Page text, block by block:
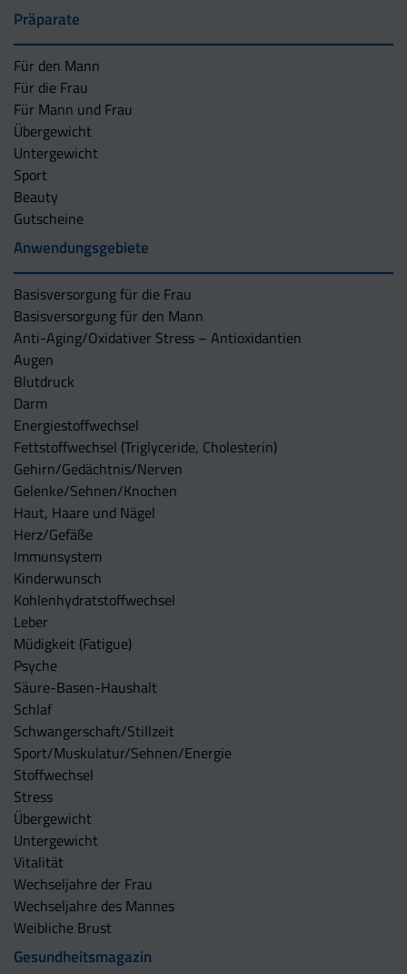
Präparate
Für den Mann
Für die Frau
Für Mann und Frau
Übergewicht
Untergewicht
Sport
Beauty
Gutscheine
Anwendungsgebiete
Basisversorgung für die Frau
Basisversorgung für den Mann
Anti-Aging/Oxidativer Stress – Antioxidantien
Augen
Blutdruck
Darm
Energiestoffwechsel
Fettstoffwechsel (Triglyceride, Cholesterin)
Gehirn/Gedächtnis/Nerven
Gelenke/Sehnen/Knochen
Haut, Haare und Nägel
Herz/Gefäße
Immunsystem
Kinderwunsch
Kohlenhydratstoffwechsel
Leber
Müdigkeit (Fatigue)
Psyche
Säure-Basen-Haushalt
Schlaf
Schwangerschaft/Stillzeit
Sport/Muskulatur/Sehnen/Energie
Stoffwechsel
Stress
Übergewicht
Untergewicht
Vitalität
Wechseljahre der Frau
Wechseljahre des Mannes
Weibliche Brust
Gesundheitsmagazin